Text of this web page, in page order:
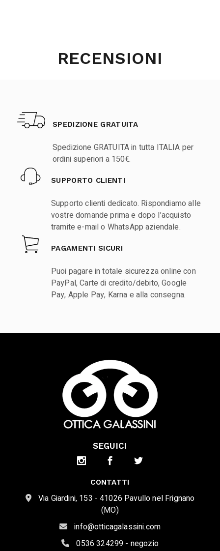
RECENSIONI
SPEDIZIONE GRATUITA
Spedizione GRATUITA in tutta ITALIA per
ordini superiori a 150€.
SUPPORTO CLIENTI
Supporto clienti dedicato. Rispondiamo alle
vostre domande prima e dopo l’acquisto
tramite e-mail o WhatsApp aziendale.
PAGAMENTI SICURI
Puoi pagare in totale sicurezza online con
PayPal, Carte di credito/debito, Google
Pay, Apple Pay, Karna e alla consegna.
SEGUICI
CONTATTI
Via Giardini, 153 - 41026 Pavullo nel Frignano
(MO)
info@otticagalassini.com
0536 324299 - negozio